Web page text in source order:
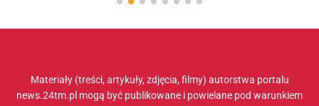
Materiały (treści, artykuły, zdjęcia, filmy) autorstwa portalu
news.24tm.pl mogą być publikowane i powielane pod warunkiem